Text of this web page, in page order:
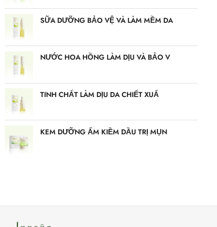
SỮA DƯỠNG BẢO VỆ VÀ LÀM MỀM DA
NƯỚC HOA HỒNG LÀM DỊU VÀ BẢO V
TINH CHẤT LÀM DỊU DA CHIẾT XUẤ
KEM DƯỠNG ẨM KIỀM DẦU TRỊ MỤN